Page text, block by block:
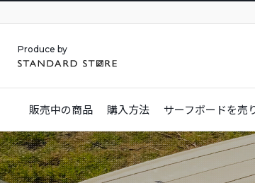
Produce by
販売中の商品 購入方法 サーフボードを売